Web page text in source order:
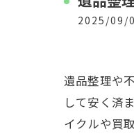
2025/09/
遺品整理や
して安く済
イクルや買